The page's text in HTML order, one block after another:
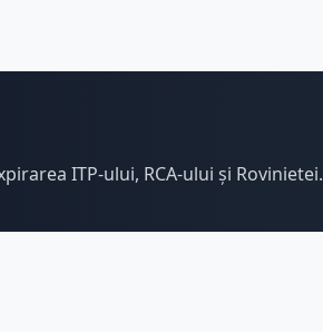
ITP-ului, RCA-ului și Rovinietei.